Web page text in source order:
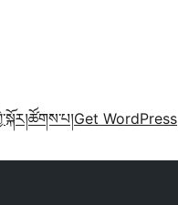
ཚོགས་པ།Get WordPress